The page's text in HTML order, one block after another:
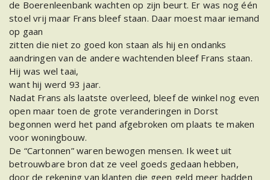
de Boerenleenbank wachten op zijn beurt. Er was nog één
stoel vrij maar Frans bleef staan. Daar moest maar iemand
op gaan
zitten die niet zo goed kon staan als hij en ondanks
aandringen van de andere wachtenden bleef Frans staan.
Hij was wel taai,
want hij werd 93 jaar.
Nadat Frans als laatste overleed, bleef de winkel nog even
open maar toen de grote veranderingen in Dorst
begonnen werd het pand afgebroken om plaats te maken
voor woningbouw.
De “Cartonnen” waren bewogen mensen. Ik weet uit
betrouwbare bron dat ze veel goeds gedaan hebben,
door de rekening van klanten die geen geld meer hadden